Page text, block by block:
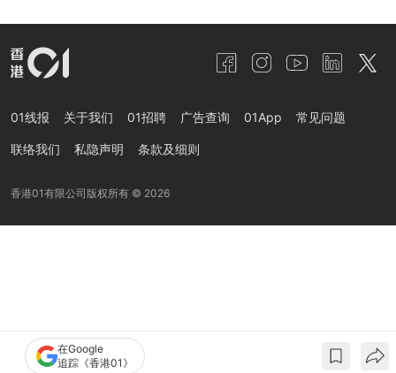
在Google
追踪《香港01》
01线报 关于我们 01招聘 广告查询 01App 常见问题
联络我们 私隐声明 条款及细则
香港01有限公司版权所有 © 2026